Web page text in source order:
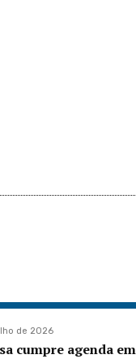
de 2026
cumpre agenda